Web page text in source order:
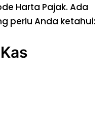
Harta Pajak. Ada
perlu Anda ketahui: